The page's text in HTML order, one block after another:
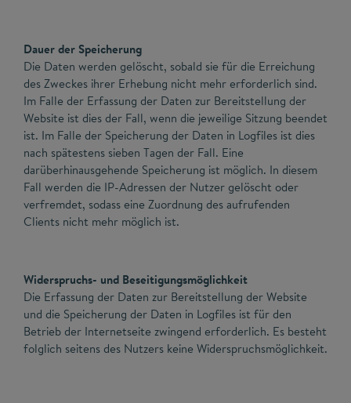
Dauer der Speicherung
Die Daten werden gelöscht, sobald sie für die Erreichung
des Zweckes ihrer Erhebung nicht mehr erforderlich sind.
Im Falle der Erfassung der Daten zur Bereitstellung der
Website ist dies der Fall, wenn die jeweilige Sitzung beendet
ist. Im Falle der Speicherung der Daten in Logfiles ist dies
nach spätestens sieben Tagen der Fall. Eine
darüberhinausgehende Speicherung ist möglich. In diesem
Fall werden die IP-Adressen der Nutzer gelöscht oder
verfremdet, sodass eine Zuordnung des aufrufenden
Clients nicht mehr möglich ist.
Widerspruchs- und Beseitigungsmöglichkeit
Die Erfassung der Daten zur Bereitstellung der Website
und die Speicherung der Daten in Logfiles ist für den
Betrieb der Internetseite zwingend erforderlich. Es besteht
folglich seitens des Nutzers keine Widerspruchsmöglichkeit.